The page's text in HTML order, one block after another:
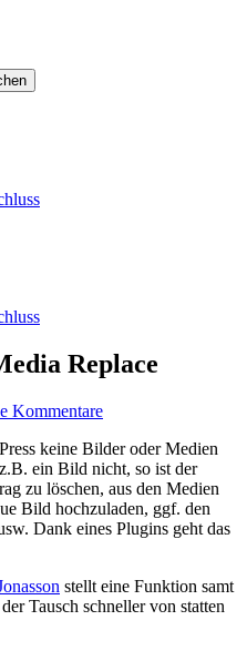
Replace
Kommentare
keine Bilder oder Medien
ein Bild nicht, so ist der
zu löschen, aus den Medien
Bild hochzuladen, ggf. den
Dank eines Plugins geht das
stellt eine Funktion samt
Tausch schneller von statten